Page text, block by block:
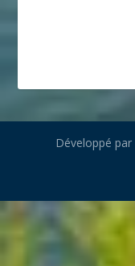
Développé par